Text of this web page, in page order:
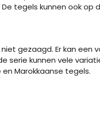
tegels kunnen ook
gezaagd. Er kan
kunnen vele
Marokkaanse tegels.